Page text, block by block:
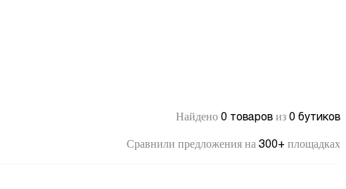
Найдено 0 товаров из 0 бутиков
Сравнили предложения на 300+ площадках